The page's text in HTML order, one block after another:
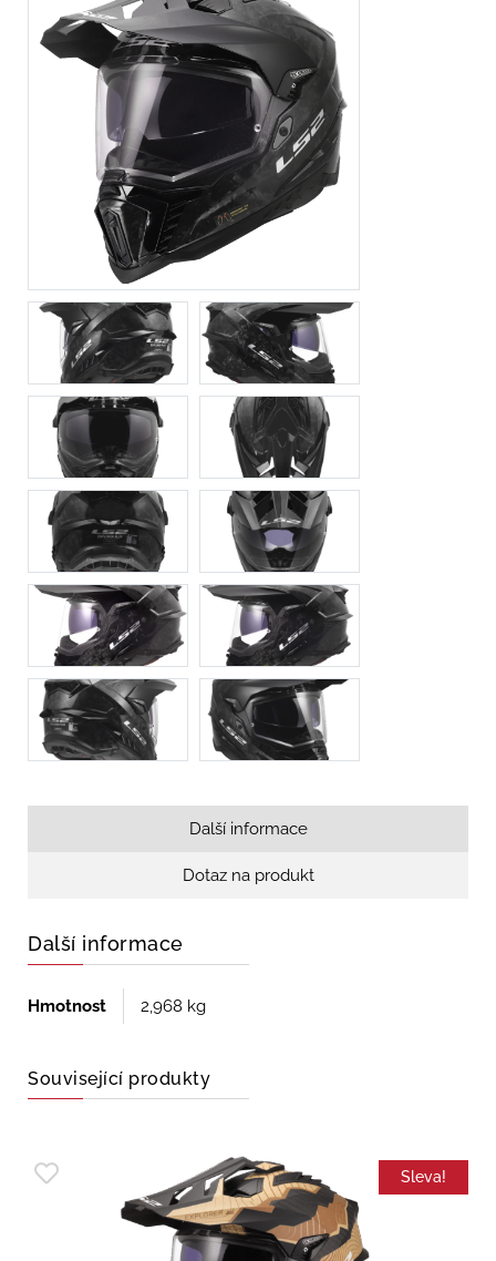
Další informace
Dotaz na produkt
Další informace
Hmotnost 2,968 kg
Související produkty
Sleva!